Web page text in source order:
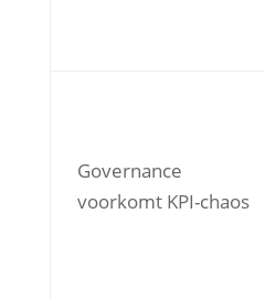
Governance
voorkomt KPI-chaos